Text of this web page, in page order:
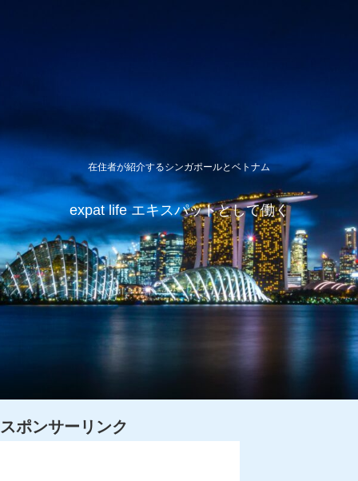
在住者が紹介するシンガポールとベトナム
expat life エキスパットとして働く
スポンサーリンク